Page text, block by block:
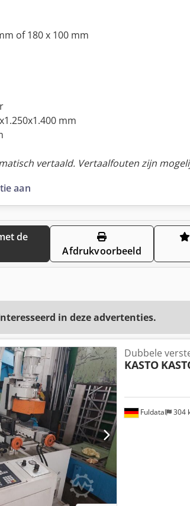
of 180 x 100 mm
mm
vertaald. Vertaalfouten zijn
aan
Afdrukvoorbeeld
in deze advertenties.
Fuldatal 304
Dubbele
KASTO